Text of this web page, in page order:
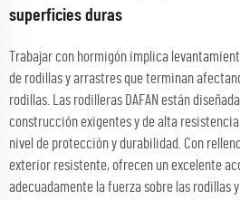
superficies duras
Trabajar con hormigón implica
de rodillas y arrastres que terminan
rodillas. Las rodilleras DAFAN están
construcción exigentes y de alta
nivel de protección y durabilidad. Con
exterior resistente, ofrecen un excelente
adecuadamente la fuerza sobre las rodillas